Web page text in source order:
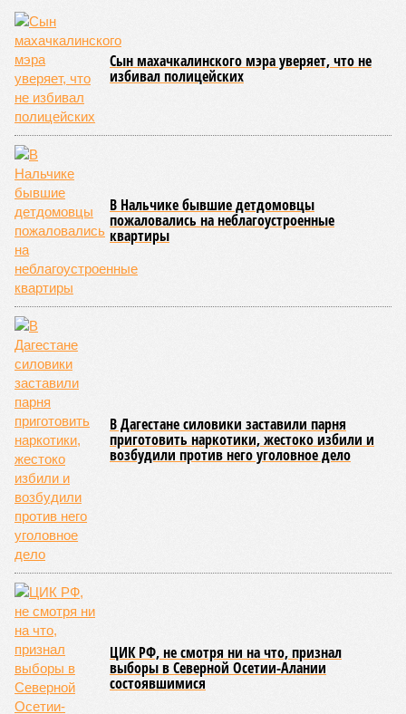
всего 16 человек.
В соседней Северной Осетии число подростков-
правонарушителей подскочило с 10 до 17. Обе
северокавказские республики в итоге оказались в первой
пятёрке общероссийского антирейтинга.
Эти данныеприводитТАСС, ссылаясь на отчёт
Министерства внутренних дел Российской Федерации.
В масштабах всей страны картина также выглядит
тревожно: за первое полугодие общее количество
несовершеннолетних преступников увеличилось по
сравнению с аналогичным периодом минувшего года на 945
человек и достигло отметки в 11,4 тысячи.
В Чукотском автономном округе число малолетних
нарушителей закона выросло с одного до шести, в
Чеченской Республике, где годом ранее таковых не было
вовсе, теперь зафиксировано восемь случаев, а в
Пензенской области показатель и вовсе подскочил с 39 до
87 человек.
Наибольший абсолютный прирост подростковой
преступности зафиксирован в трёх федеральных округах.
В Северо-Западном федеральном округе количество таких
правонарушителей выросло с 937 до 1,1 тысячи, в
Приволжском – с 2,2 до 2,3 тысячи, а в Центральном – с 1,8
до 2 тысяч человек.
федеральных округах ведомство зафиксировало снижение
показателя – до 1,1 тысячи в каждом из этих
макрорегионов.
Ранее сообщалось, что по итогам 2025 года Кабардино-
Балкарская Республика относилась к числу наиболее
благополучных субъектов Федерации: там на 10 тысяч